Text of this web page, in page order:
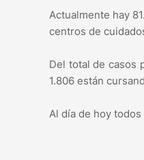
Actualmente hay
centros de
Del total de casos
1.806 están
Al día de hoy